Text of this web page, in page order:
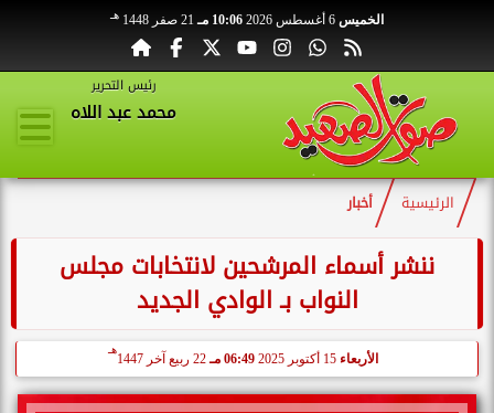
الخميس 10:06 مـ 21 صفر 1448 هـ
رئيس التحرير
محمد عبد اللاه
الرئيسية أخبار
ننشر أسماء المرشحين لانتخابات مجلس
النواب بـ الوادي الجديد
الأربعاء 15 أكتوبر 2025 06:49 مـ 22 ربيع آخر 1447
هـ